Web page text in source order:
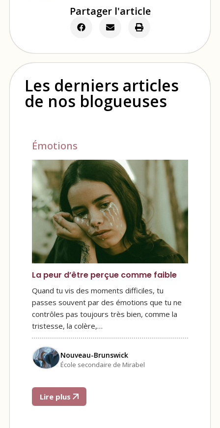
Partager l'article
Les derniers articles
de nos blogueuses
Émotions
La peur d’être perçue comme faible
Quand tu vis des moments difficiles, tu
passes souvent par des émotions que tu ne
contrôles pas toujours très bien, comme la
tristesse, la colère,…
Nouveau-Brunswick
École secondaire de Mirabel
Lire plus